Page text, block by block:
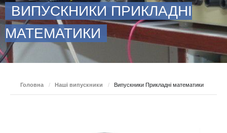
ВИПУСКНИКИ ПРИКЛАДНІ
МАТЕМАТИКИ
Головна / Наші випускники / Випускники Прикладні математики